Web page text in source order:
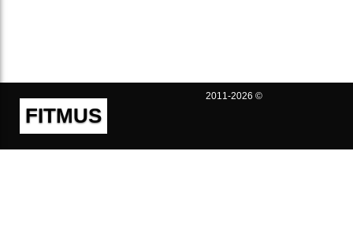
FITMUS
2011-2026 ©